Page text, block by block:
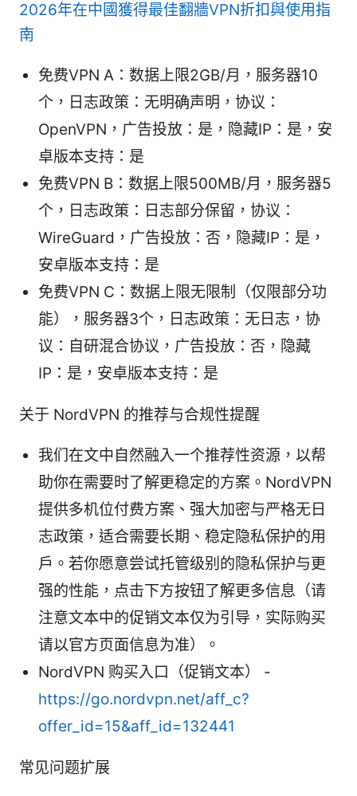
2026年在中國獲得最佳翻牆VPN折扣與使用指
南
免费VPN A：数据上限2GB/月，服务器10
个，日志政策：无明确声明，协议：
OpenVPN，广告投放：是，隐藏IP：是，安
卓版本支持：是
免费VPN B：数据上限500MB/月，服务器5
个，日志政策：日志部分保留，协议：
WireGuard，广告投放：否，隐藏IP：是，
安卓版本支持：是
免费VPN C：数据上限无限制（仅限部分功
能），服务器3个，日志政策：无日志，协
议：自研混合协议，广告投放：否，隐藏
IP：是，安卓版本支持：是
关于 NordVPN 的推荐与合规性提醒
我们在文中自然融入一个推荐性资源，以帮
助你在需要时了解更稳定的方案。NordVPN
提供多机位付费方案、强大加密与严格无日
志政策，适合需要长期、稳定隐私保护的用
户。若你愿意尝试托管级别的隐私保护与更
强的性能，点击下方按钮了解更多信息（请
注意文本中的促销文本仅为引导，实际购买
请以官方页面信息为准）。
NordVPN 购买入口（促销文本） -
https://go.nordvpn.net/aff_c?
offer_id=15&aff_id=132441
常见问题扩展